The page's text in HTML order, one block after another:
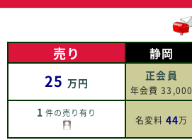
売り
25万円
1 件の売り有り
静岡
正会員
年会費 33,000
名変料44万